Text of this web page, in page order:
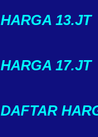
HARGA 13.JT
HARGA 17.JT
DAFTAR